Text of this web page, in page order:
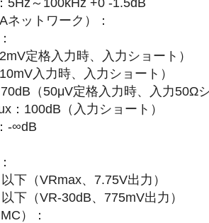
ネットワーク）：
定格入力時、入力ショート）
入力時、入力ショート）
（50μV定格入力時、入力50Ω
：100dB（入力ショート）
-∞dB
（VRmax、7.75V出力）
（VR-30dB、775mV出力）
）：